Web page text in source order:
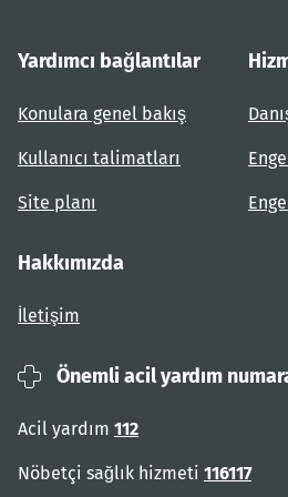
Yardımcı bağlantılar
Konulara genel bakış
Kullanıcı talimatları
Site planı
Hakkımızda
İletişim
Önemli acil yardım
Acil yardım 112
Nöbetçi sağlık hizmeti 116117